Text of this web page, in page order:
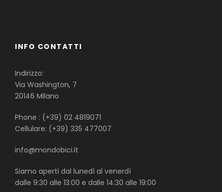
INFO CONTATTI
Indirizzo:
Via Washington, 7
20146 Milano
Phone : (+39) 02 4819071
Cellulare: (+39) 335 477007
info@mondobici.it
Siamo aperti dal lunedì al venerdì
dalle 9:30 alle 13:00 e dalle 14:30 alle 19:00